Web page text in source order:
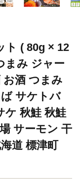
ト ( 80g × 12
まみ ジャー
お酒 つまみ
サケトバ
ケ 秋鮭 秋鮭
サーモン 干
道 標津町